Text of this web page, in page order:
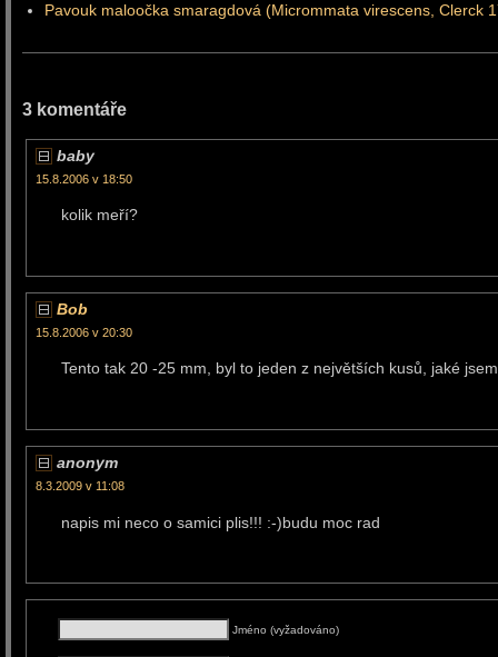
Pavouk maloočka smaragdová (Micrommata virescens, Clerck
3 komentáře
baby
15.8.2006 v 18:50
kolik meří?
Bob
15.8.2006 v 20:30
Tento tak 20 -25 mm, byl to jeden z největších kusů, jaké
anonym
8.3.2009 v 11:08
napis mi neco o samici plis!!! :-)budu moc rad
Jméno (vyžadováno)